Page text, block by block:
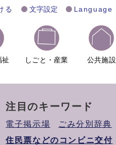
る 文字設定 Language
祉 しごと・産業 公共施設
注目のキーワード
電子掲示場
ごみ分別辞典
住民票などのコンビニ交付